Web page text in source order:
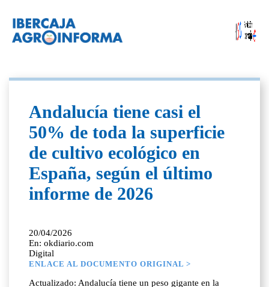
Andalucía tiene casi el
50% de toda la superficie
de cultivo ecológico en
España, según el último
informe de 2026
20/04/2026
En: okdiario.com
Digital
ENLACE AL DOCUMENTO ORIGINAL >
Actualizado: Andalucía tiene un peso gigante en la